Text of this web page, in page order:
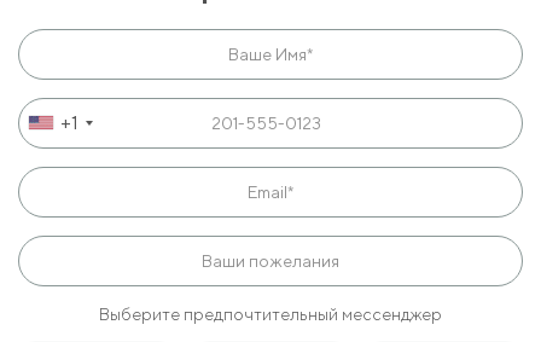
+1
Выберите предпочтительный мессенджер